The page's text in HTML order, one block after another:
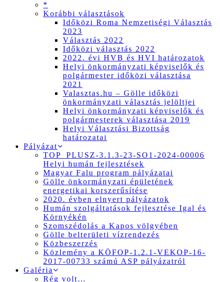
*
Korábbi választások
Időközi Roma Nemzetiségi Választás
2023
Választás 2022
Időközi választás 2022
2022. évi HVB és HVI határozatok
Helyi önkormányzati képviselők és
polgármester időközi választása
2021
Valasztas.hu – Gölle időközi
önkormányzati választás jelöltjei
Helyi önkormányzati képviselők és
polgármesterek választása 2019
Helyi Választási Bizottság
határozatai
Pályázat
TOP_PLUSZ-3.1.3-23-SO1-2024-00006
Helyi humán fejlesztések
Magyar Falu program pályázatai
Gölle önkormányzati épületének
energetikai korszerűsítése
2020. évben elnyert pályázatok
Humán szolgáltatások fejlesztése Igal és
Környékén
Szomszédolás a Kapos völgyében
Gölle belterületi vízrendezés
Közbeszerzés
Közlemény a KÖFOP-1.2.1-VEKOP-16-
2017-00733 számú ASP pályázatról
Galéria
Rég volt…